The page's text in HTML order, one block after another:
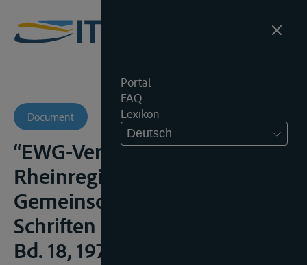
Portal
FAQ
Lexikon
Deutsch
Document
“EWG-Vertrag und
Rheinregime”, Verkehr und
Gemeinschaftsrecht, Kölner
Schriften zum Europarecht,
Bd. 18, 1972, 25-44